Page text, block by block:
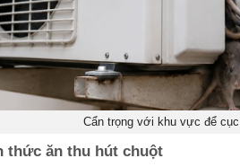
Cẩn trọng với khu vực để
thức ăn thu hút chuột